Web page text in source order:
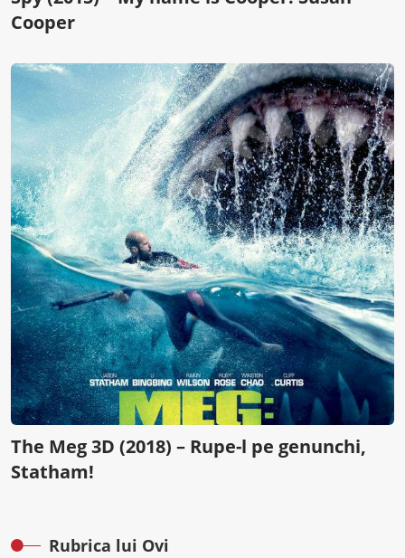
Cooper
The Meg 3D (2018) – Rupe-l pe genunchi,
Statham!
Rubrica lui Ovi